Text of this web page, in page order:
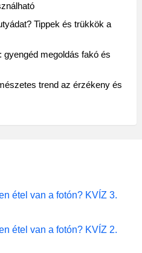
Tippek és trükkök a
megoldás fakó és
trend az érzékeny és
étel van a fotón? KVÍZ 3.
étel van a fotón? KVÍZ 2.